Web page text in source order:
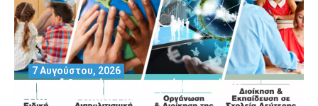
Μοριοδοτούμενα Σεμινάρια από το
Πανεπιστήμιο Πειραιά
7 Αυγούστου, 2026